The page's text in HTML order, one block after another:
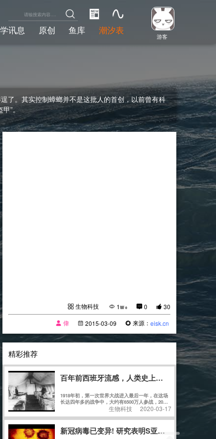
游客
讯息 原创 鱼库 潮汐表
了。其实控制蟑螂并不是这批人的首创，以前曾有科
”。
生物科技 1w+ 0
30
偉
2015-03-09 来源：eisk.cn
精彩推荐
百年前西班牙流感，人类史上最惨重疫情，人
1918年初，第一次世界大战进入最后一年，在这场
长达四年多的战争中，大约有6500万人参战，2000
万人受伤，1000多万人丧生。
生物科技 2020-03-17
新冠病毒已变异! 研究表明S亚型比L亚型传染